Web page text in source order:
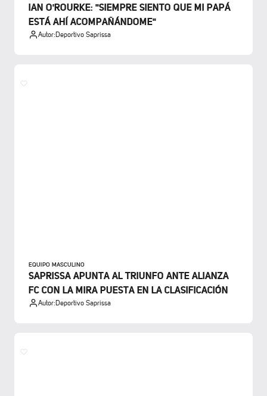
IAN O'ROURKE: "SIEMPRE SIENTO QUE MI PAPÁ
ESTÁ AHÍ ACOMPAÑÁNDOME"
Autor:Deportivo Saprissa
EQUIPO MASCULINO
SAPRISSA APUNTA AL TRIUNFO ANTE ALIANZA
FC CON LA MIRA PUESTA EN LA CLASIFICACIÓN
Autor:Deportivo Saprissa